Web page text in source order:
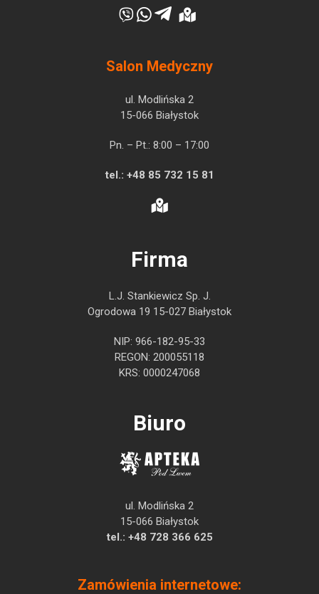
Salon Medyczny
ul. Modlińska 2
15-066 Białystok
Pn. – Pt.: 8:00 – 17:00
tel.: +48 85 732 15 81
Firma
L.J. Stankiewicz Sp. J.
Ogrodowa 19 15-027 Białystok
NIP: 966-182-95-33
REGON: 200055118
KRS: 0000247068
Biuro
ul. Modlińska 2
15-066 Białystok
tel.: +48 728 366 625
Zamówienia internetowe: